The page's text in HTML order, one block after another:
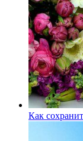
Как